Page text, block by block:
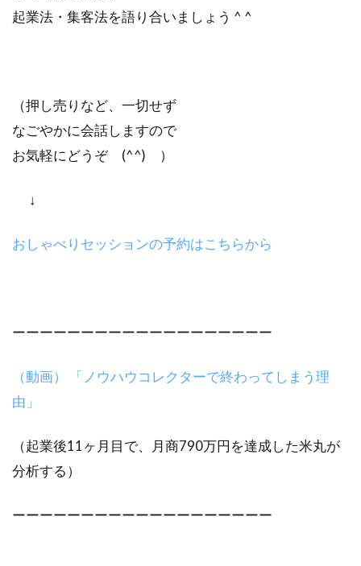
起業法・集客法を語り合いましょう ^ ^
（押し売りなど、一切せず
なごやかに会話しますので
お気軽にどうぞ (^^) ）
↓
おしゃべりセッションの予約はこちらから
ーーーーーーーーーーーーーーーーーーー
（動画） 「ノウハウコレクターで終わってしまう理
由」
（起業後11ヶ月目で、月商790万円を達成した米丸が
分析する）
ーーーーーーーーーーーーーーーーーーー